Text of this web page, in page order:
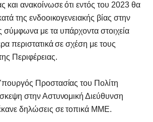
και ανακοίνωσε ότι εντός του 2023 θα
της ενδοοικογενειακής βίας στην
με τα υπάρχοντα στοιχεία
περιστατικά σε σχέση με τους
Περιφέρειας.
Προστασίας του Πολίτη
στην Αστυνομική Διεύθυνση
δηλώσεις σε τοπικά ΜΜΕ.